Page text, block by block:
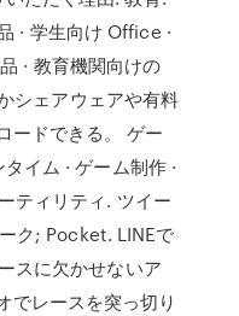
· 学生向け Office ·
· 教育機関向けの
シェアウェアや有料
ードできる。 ゲー
イム · ゲーム制作 ·
ティリティ. ツイー
ク; Pocket. LINEで
スに欠かせないア
でレースを突っ切り